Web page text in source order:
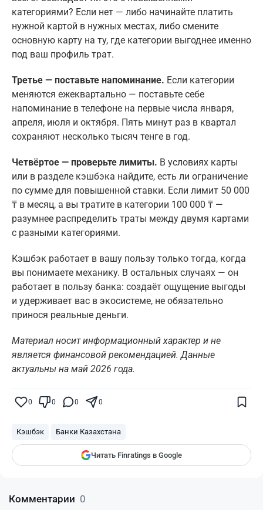
категориями? Если нет — либо начинайте платить
нужной картой в нужных местах, либо смените
основную карту на ту, где категории выгоднее именно
под ваш профиль трат.
Третье — поставьте напоминание. Если категории
меняются ежеквартально — поставьте себе
напоминание в телефоне на первые числа января,
апреля, июля и октября. Пять минут раз в квартал
сохраняют несколько тысяч тенге в год.
Четвёртое — проверьте лимиты. В условиях карты
или в разделе кэшбэка найдите, есть ли ограничение
по сумме для повышенной ставки. Если лимит 50 000
₸ в месяц, а вы тратите в категории 100 000 ₸ —
разумнее распределить траты между двумя картами
с разными категориями.
Кэшбэк работает в вашу пользу только тогда, когда
вы понимаете механику. В остальных случаях — он
работает в пользу банка: создаёт ощущение выгоды
и удерживает вас в экосистеме, не обязательно
принося реальные деньги.
Материал носит информационный характер и не
является финансовой рекомендацией. Данные
актуальны на май 2026 года.
0 0 0 0
Кэшбэк Банки Казахстана
Читать Finratings в Google
показываться вам
Комментарии 0